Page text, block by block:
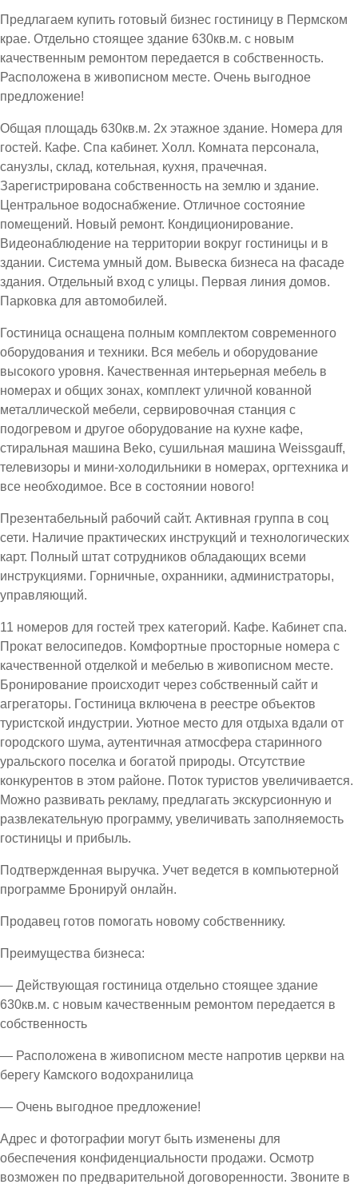
Предлагаем купить готовый бизнес гостиницу в Пермском
крае. Отдельно стоящее здание 630кв.м. с новым
качественным ремонтом передается в собственность.
Расположена в живописном месте. Очень выгодное
предложение!
Общая площадь 630кв.м. 2х этажное здание. Номера для
гостей. Кафе. Спа кабинет. Холл. Комната персонала,
санузлы, склад, котельная, кухня, прачечная.
Зарегистрирована собственность на землю и здание.
Центральное водоснабжение. Отличное состояние
помещений. Новый ремонт. Кондиционирование.
Видеонаблюдение на территории вокруг гостиницы и в
здании. Система умный дом. Вывеска бизнеса на фасаде
здания. Отдельный вход с улицы. Первая линия домов.
Парковка для автомобилей.
Гостиница оснащена полным комплектом современного
оборудования и техники. Вся мебель и оборудование
высокого уровня. Качественная интерьерная мебель в
номерах и общих зонах, комплект уличной кованной
металлической мебели, сервировочная станция с
подогревом и другое оборудование на кухне кафе,
стиральная машина Beko, сушильная машина Weissgauff,
телевизоры и мини-холодильники в номерах, оргтехника и
все необходимое. Все в состоянии нового!
Презентабельный рабочий сайт. Активная группа в соц
сети. Наличие практических инструкций и технологических
карт. Полный штат сотрудников обладающих всеми
инструкциями. Горничные, охранники, администраторы,
управляющий.
11 номеров для гостей трех категорий. Кафе. Кабинет спа.
Прокат велосипедов. Комфортные просторные номера с
качественной отделкой и мебелью в живописном месте.
Бронирование происходит через собственный сайт и
агрегаторы. Гостиница включена в реестре объектов
туристской индустрии. Уютное место для отдыха вдали от
городского шума, аутентичная атмосфера старинного
уральского поселка и богатой природы. Отсутствие
конкурентов в этом районе. Поток туристов увеличивается.
Можно развивать рекламу, предлагать экскурсионную и
развлекательную программу, увеличивать заполняемость
гостиницы и прибыль.
Подтвержденная выручка. Учет ведется в компьютерной
программе Бронируй онлайн.
Продавец готов помогать новому собственнику.
Преимущества бизнеса:
— Действующая гостиница отдельно стоящее здание
630кв.м. с новым качественным ремонтом передается в
собственность
— Расположена в живописном месте напротив церкви на
берегу Камского водохранилица
— Очень выгодное предложение!
Адрес и фотографии могут быть изменены для
обеспечения конфиденциальности продажи. Осмотр
возможен по предварительной договоренности. Звоните в